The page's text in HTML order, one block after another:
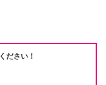
ださい！